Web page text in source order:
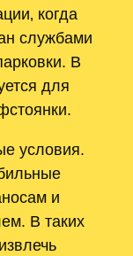
когда
службами
В
для
условия.
и
В таких